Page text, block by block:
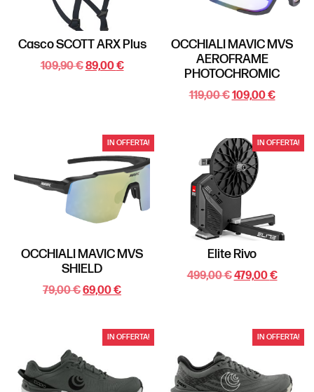
Casco SCOTT ARX Plus
109,90€89,00€
OCCHIALI MAVIC MVS
AEROFRAME
PHOTOCHROMIC
119,00€109,00€
IN OFFERTA!
OCCHIALI MAVIC MVS
SHIELD
79,00€69,00€
IN OFFERTA!
Elite Rivo
499,00€479,00€
IN OFFERTA! IN OFFERTA!